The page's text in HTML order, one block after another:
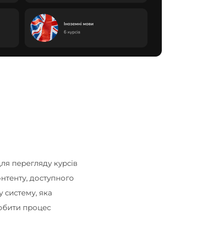
перегляду курсів
доступного
систему, яка
процес